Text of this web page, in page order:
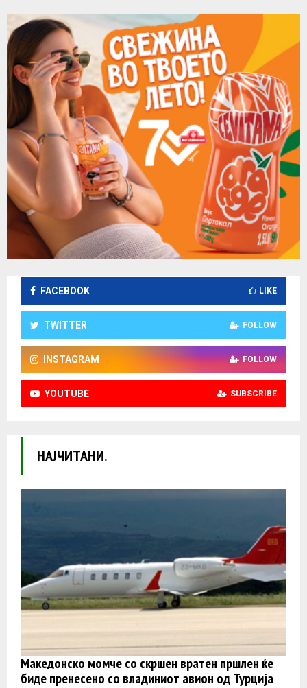
FACEBOOK LIKE
TWITTER FOLLOW
INSTAGRAM FOLLOW
YOUTUBE SUBSCRIBE
НАЈЧИТАНИ.
Македонско момче со скршен вратен пршлен ќе
биде пренесено со владиниот авион од Турција